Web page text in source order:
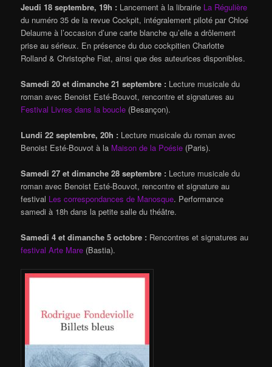
Jeudi 18 septembre, 19h : Lancement à la librairie La Régulière
du numéro 35 de la revue Cockpit, intégralement piloté par Chloé
Delaume à l’occasion d’une carte blanche qu’elle a drôlement
prise au sérieux. En présence du duo cockpitien Charlotte
Rolland & Christophe Fiat, ainsi que des auteurices disponibles.
Samedi 20 et dimanche 21 septembre : Lecture musicale du
roman avec Benoist Esté-Bouvot, rencontre et signatures au
Festival Livres dans la boucle (Besançon).
Lundi 22 septembre, 20h : Lecture musicale du roman avec
Benoist Esté-Bouvot à la Maison de la Poésie (Paris).
Samedi 27 et dimanche 28 septembre : Lecture musicale du
roman avec Benoist Esté-Bouvot, rencontre et signature au
festival Les correspondances de Manosque. Performance
samedi à 18h dans la petite salle du théâtre.
Samedi 4 et dimanche 5 octobre : Rencontres et signatures au
festival Arte Mare (Bastia).